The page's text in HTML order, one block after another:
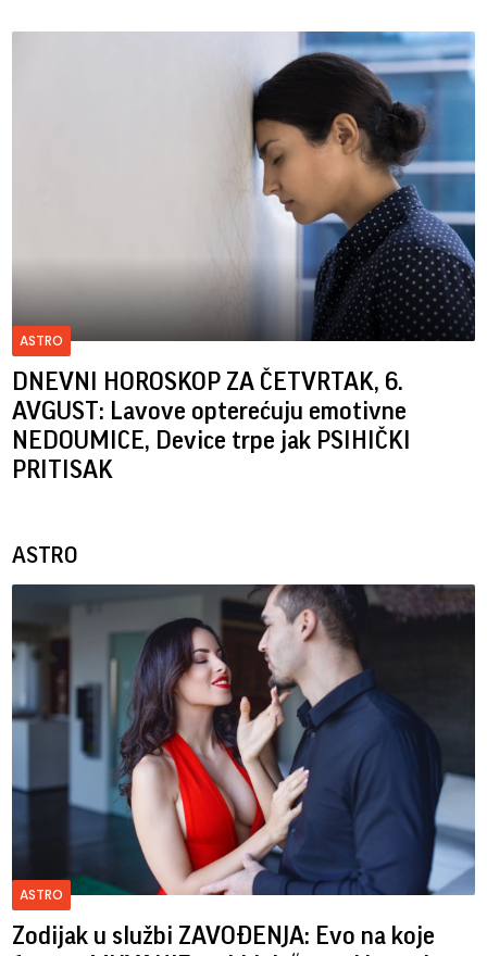
ASTRO
DNEVNI HOROSKOP ZA ČETVRTAK, 6.
AVGUST: Lavove opterećuju emotivne
NEDOUMICE, Device trpe jak PSIHIČKI
PRITISAK
ASTRO
ASTRO
Zodijak u službi ZAVOĐENJA: Evo na koje